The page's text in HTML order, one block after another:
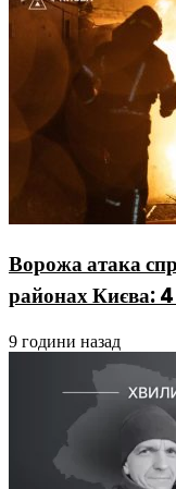
Ворожа атака
районах Києва:
9 години назад